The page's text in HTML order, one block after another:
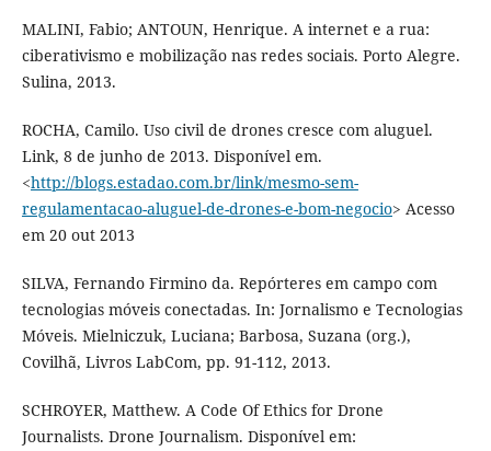
MALINI, Fabio; ANTOUN, Henrique. A internet e a rua:
ciberativismo e mobilização nas redes sociais. Porto Alegre.
Sulina, 2013.
ROCHA, Camilo. Uso civil de drones cresce com aluguel.
Link, 8 de junho de 2013. Disponível em.
<http://blogs.estadao.com.br/link/mesmo-sem-
regulamentacao-aluguel-de-drones-e-bom-negocio> Acesso
em 20 out 2013
SILVA, Fernando Firmino da. Repórteres em campo com
tecnologias móveis conectadas. In: Jornalismo e Tecnologias
Móveis. Mielniczuk, Luciana; Barbosa, Suzana (org.),
Covilhã, Livros LabCom, pp. 91-112, 2013.
SCHROYER, Matthew. A Code Of Ethics for Drone
Journalists. Drone Journalism. Disponível em: